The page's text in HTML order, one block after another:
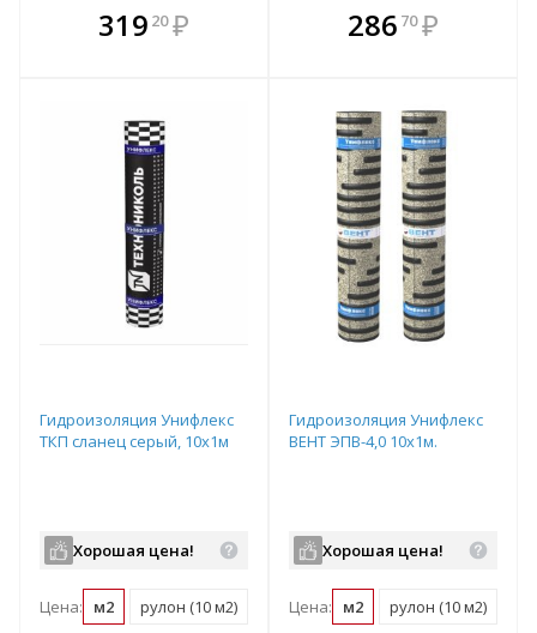
319 20 ₽
В комплекте
всегда выгоднее!
В комплекте
всегда выгоднее!
286 70 ₽
Гидроизоляция Унифлекс
ТКП сланец серый, 10х1м
Хорошая цена!
Цена: м2 рулон (10 м2) поддон (230 м2)
Гидроизоляция Унифлекс
ВЕНТ ЭПВ-4,0 10х1м.
Хорошая цена!
Цена: м2 рулон (10 м2)